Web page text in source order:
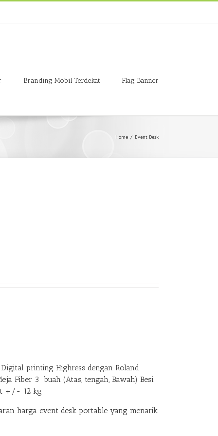
Branding Mobil Terdekat Flag Banner
Home / Event Desk
printing Highress dengan Roland
Fiber 3 buah (Atas, tengah, Bawah) Besi
+/- 12 kg
harga event desk portable yang menarik